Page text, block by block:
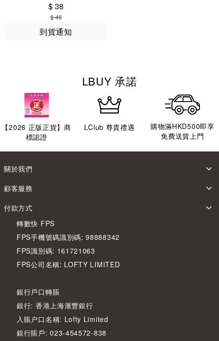
$ 38
$ 46
到貨通知
LBUY 承諾
【2026 正版正貨】商
標認證
LClub 尊貴禮遇
購物滿HKD500即享
免費送貨上門
關於我們
顧客服務
付款方式
轉數快 FPS
FPS手機號碼識別碼: 98888342
FPS識別碼: 161721063
FPS公司名稱: LOFTY LIMITED
銀行戶口轉賬
銀行: 香港上海滙豐銀行
入賬户口名稱: Lofty Limited
銀行賬戶: 023-454572-838